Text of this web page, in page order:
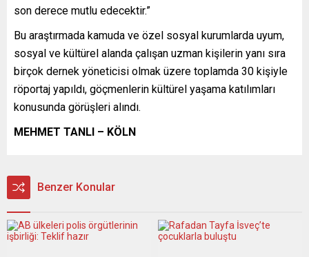
son derece mutlu edecektir.”
Bu araştırmada kamuda ve özel sosyal kurumlarda uyum,
sosyal ve kültürel alanda çalışan uzman kişilerin yanı sıra
birçok dernek yöneticisi olmak üzere toplamda 30 kişiyle
röportaj yapıldı, göçmenlerin kültürel yaşama katılımları
konusunda görüşleri alındı.
MEHMET TANLI – KÖLN
Benzer Konular